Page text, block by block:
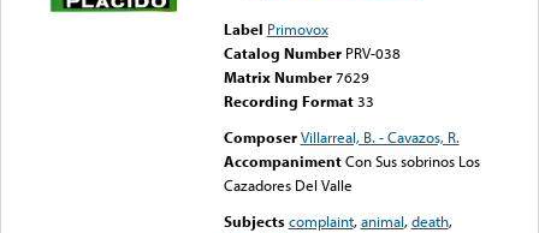
Label Primovox
Catalog Number PRV-038
Matrix Number 7629
Recording Format33
Composer Villarreal, B. - Cavazos, R.
Accompaniment Con Sus sobrinos Los
Cazadores Del Valle
Subjects complaint,animal,death,